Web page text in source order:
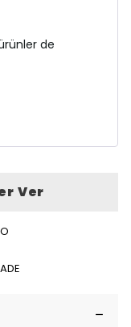
de
Ver